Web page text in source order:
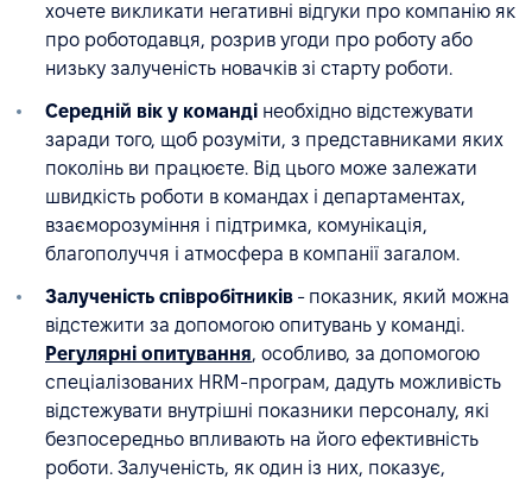
хочете викликати негативні відгуки про компанію як
про роботодавця, розрив угоди про роботу або
низьку залученість новачків зі старту роботи.
Середній вік у команді необхідно відстежувати
заради того, щоб розуміти, з представниками яких
поколінь ви працюєте. Від цього може залежати
швидкість роботи в командах і департаментах,
взаєморозуміння і підтримка, комунікація,
благополуччя і атмосфера в компанії загалом.
Залученість співробітників - показник, який можна
відстежити за допомогою опитувань у команді.
Регулярні опитування, особливо, за допомогою
спеціалізованих HRM-програм, дадуть можливість
відстежувати внутрішні показники персоналу, які
безпосередньо впливають на його ефективність
роботи. Залученість, як один із них, показує,